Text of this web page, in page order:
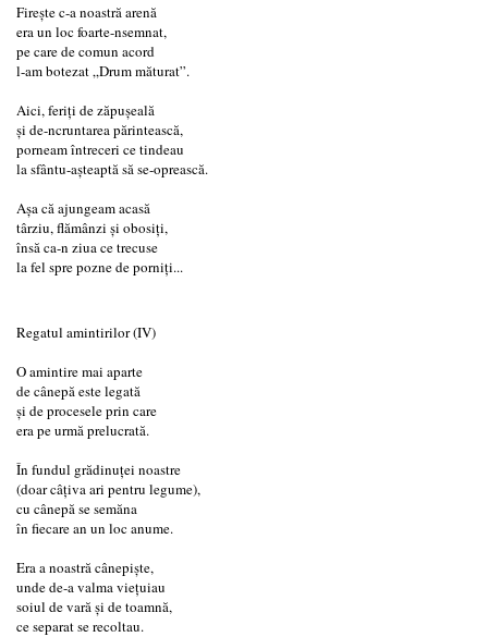
Firește c-a noastră arenă
era un loc foarte-nsemnat,
pe care de comun acord
l-am botezat „Drum măturat”.
Aici, feriți de zăpușeală
și de-ncruntarea părintească,
porneam întreceri ce tindeau
la sfântu-așteaptă să se-oprească.
Așa că ajungeam acasă
târziu, flămânzi și obosiți,
însă ca-n ziua ce trecuse
la fel spre pozne de porniți...
Regatul amintirilor (IV)
O amintire mai aparte
de cânepă este legată
și de procesele prin care
era pe urmă prelucrată.
În fundul grădinuței noastre
(doar câțiva ari pentru legume),
cu cânepă se semăna
în fiecare an un loc anume.
Era a noastră cânepiște,
unde de-a valma viețuiau
soiul de vară și de toamnă,
ce separat se recoltau.